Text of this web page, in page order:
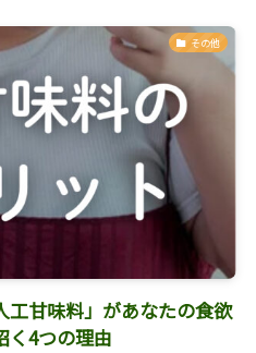
その他
工甘味料」があなたの食欲
く4つの理由